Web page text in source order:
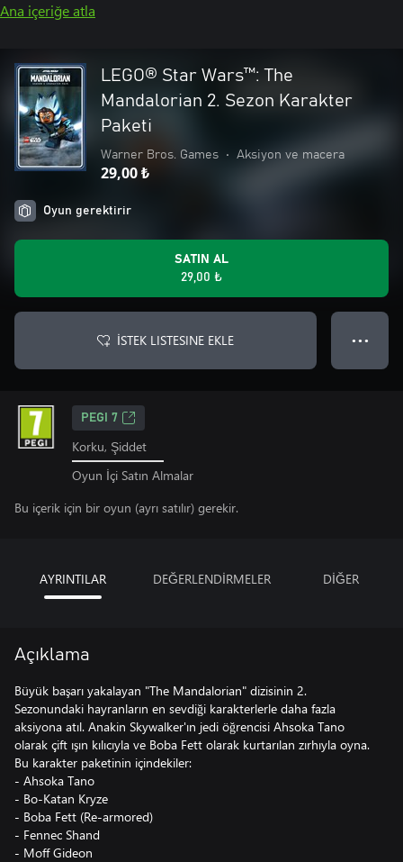
Ana içeriğe atla
LEGO® Star Wars™: The
Mandalorian 2. Sezon Karakter
Paketi
Warner Bros. Games • Aksiyon ve macera
29,00 ₺
Oyun gerektirir
SATIN AL
29,00 ₺
İSTEK LISTESINE EKLE ● ● ●
PEGI 7
Korku, Şiddet
Oyun İçi Satın Almalar
Bu içerik için bir oyun (ayrı satılır) gerekir.
AYRINTILAR DEĞERLENDİRMELER DİĞER
Açıklama
Büyük başarı yakalayan "The Mandalorian" dizisinin 2.
Sezonundaki hayranların en sevdiği karakterlerle daha fazla
aksiyona atıl. Anakin Skywalker'ın jedi öğrencisi Ahsoka Tano
olarak çift ışın kılıcıyla ve Boba Fett olarak kurtarılan zırhıyla oyna.
Bu karakter paketinin içindekiler:
- Ahsoka Tano
- Bo-Katan Kryze
- Boba Fett (Re-armored)
- Fennec Shand
- Moff Gideon